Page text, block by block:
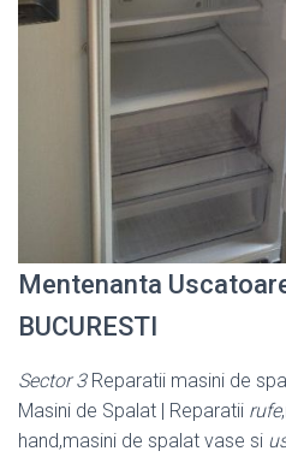
Mentenanta
BUCURESTI
Sector 3Reparatii masini de
Masini de Spalat | Reparatii rufe
hand,masini de spalat vase si